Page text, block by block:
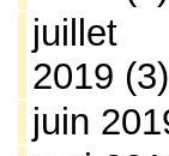
juillet
2019 (3)
juin